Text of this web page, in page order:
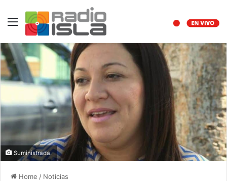
Menu
Suministrada.
Home / Noticias